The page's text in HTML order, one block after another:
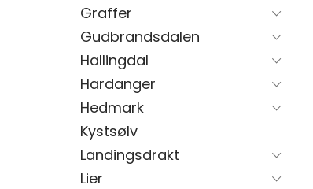
Graffer
Gudbrandsdalen
Hallingdal
Hardanger
Hedmark
Kystsølv
Landingsdrakt
Lier